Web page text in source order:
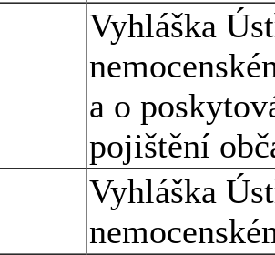
Vyhláška
a o
pojištění
Vyhláška